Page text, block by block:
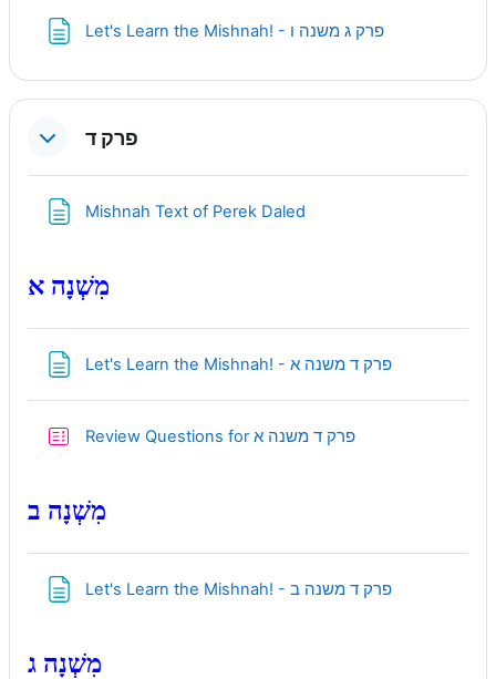
Let's Learn the Mishnah! - פרק ג משנה וPage
פרק ד
Mishnah Text of Perek Daled
מִשְׁנָה א
Let's Learn the Mishnah! - פרק ד משנה אPage
Review Questions for פרק ד משנה אQuiz
מִשְׁנָה ב
Let's Learn the Mishnah! - פרק ד משנה בPage
מִשְׁנָה ג